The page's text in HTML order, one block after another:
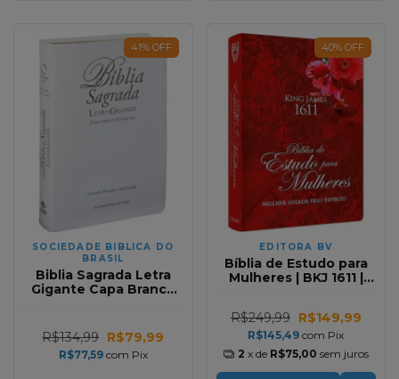
41% OFF
SOCIEDADE BIBLICA DO
BRASIL
Biblia Sagrada Letra
Gigante Capa Branca
Sobrecapaplastica)
R$134,99 R$79,99
R$77,59 com Pix
40% OFF
EDITORA BV
Bíblia de Estudo para
Mulheres | BKJ 1611 |
R$249,99 R$149,99
R$145,49com Pix
2 x de R$75,00 sem juros